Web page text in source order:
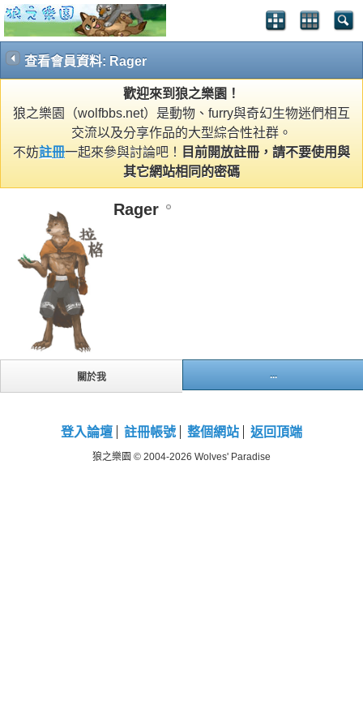
查看會員資料: Rager
歡迎來到狼之樂園！
狼之樂園（wolfbbs.net）是動物、furry與奇幻生物迷們相互
交流以及分享作品的大型綜合性社群。
不妨註冊一起來參與討論吧！
目前開放註冊，請不要使用與
其它網站相同的密碼
Rager
關於我 ...
登入論壇 註冊帳號 整個網站 返回頂端
狼之樂園 © 2004-2026 Wolves' Paradise